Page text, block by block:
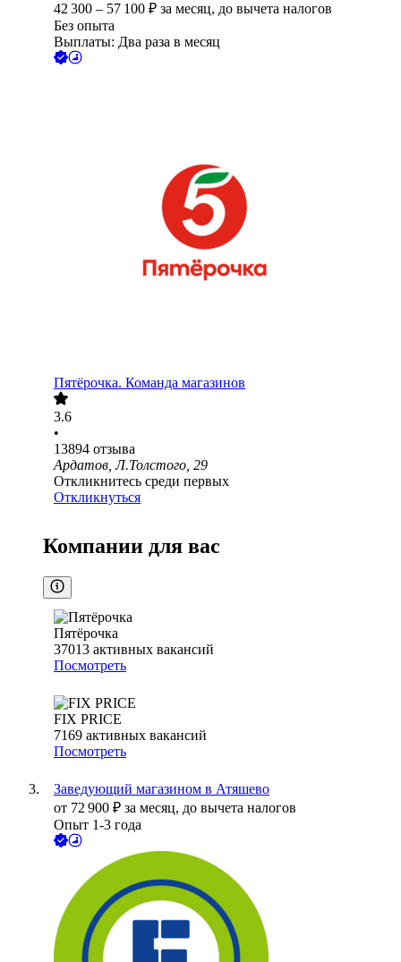
42 300 – 57 100 ₽ за месяц, до вычета налогов
Без опыта
Выплаты: Два раза в месяц
Пятёрочка. Команда магазинов
3.6
•
13894 отзыва
Ардатов, Л.Толстого, 29
Откликнитесь среди первых
Откликнуться
Компании для вас
Пятёрочка
37013 активных вакансий
Посмотреть
FIX PRICE
7169 активных вакансий
Посмотреть
Заведующий магазином в Атяшево
от 72 900 ₽ за месяц, до вычета налогов
Опыт 1-3 года